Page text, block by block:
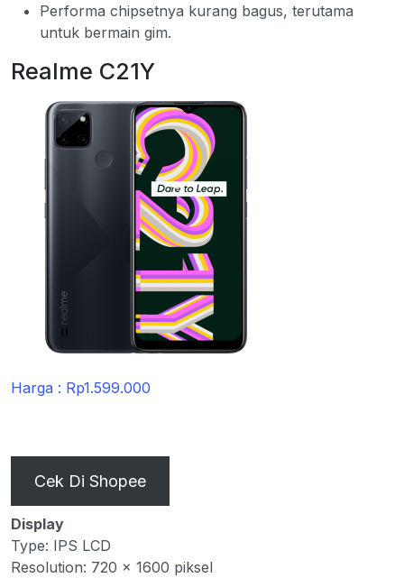
Performa chipsetnya kurang bagus, terutama
untuk bermain gim.
Realme C21Y
Harga : Rp1.599.000
Cek Di Shopee
Display
Type: IPS LCD
Resolution: 720 x 1600 piksel